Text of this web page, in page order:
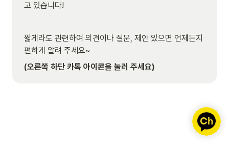
고 있습니다!
짧게라도 관련하여 의견이나 질문, 제안 있으면 언제든지
편하게 알려 주세요~
(오른쪽 하단 카톡 아이콘을 눌러 주세요)